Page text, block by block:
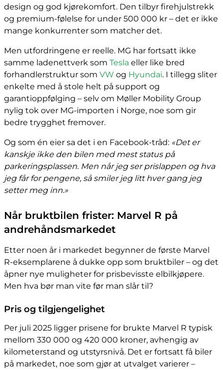
design og god kjørekomfort. Den tilbyr firehjulstrekk
og premium-følelse for under 500 000 kr – det er ikke
mange konkurrenter som matcher det.
Men utfordringene er reelle. MG har fortsatt ikke
samme ladenettverk som Tesla eller like bred
forhandlerstruktur som VW og Hyundai. I tillegg sliter
enkelte med å stole helt på support og
garantioppfølging – selv om Møller Mobility Group
nylig tok over MG-importen i Norge, noe som gir
bedre trygghet fremover.
Og som én eier sa det i en Facebook-tråd: «Det er
kanskje ikke den bilen med mest status på
parkeringsplassen. Men når jeg ser prislappen og hva
jeg får for pengene, så smiler jeg litt hver gang jeg
setter meg inn.»
Når bruktbilen frister: Marvel R på
andrehåndsmarkedet
Etter noen år i markedet begynner de første Marvel
R-eksemplarene å dukke opp som bruktbiler – og det
åpner nye muligheter for prisbevisste elbilkjøpere.
Men hva bør man vite før man slår til?
Pris og tilgjengelighet
Per juli 2025 ligger prisene for brukte Marvel R typisk
mellom 330 000 og 420 000 kroner, avhengig av
kilometerstand og utstyrsnivå. Det er fortsatt få biler
på markedet, noe som gjør at utvalget varierer –